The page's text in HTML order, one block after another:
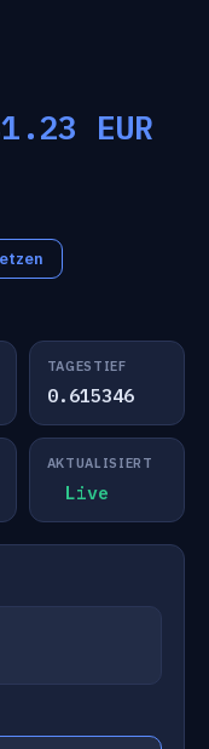
EUR
TAGESTIEF
0.615346
AKTUALISIERT
Live